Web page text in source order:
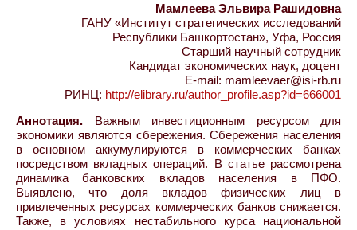
Мамлеева Эльвира Рашидовна
ГАНУ «Институт стратегических исследований
Республики Башкортостан», Уфа, Россия
Старший научный сотрудник
Кандидат экономических наук, доцент
E-mail: mamleevaer@isi-rb.ru
РИНЦ: http://elibrary.ru/author_profile.asp?id=666001
Аннотация. Важным инвестиционным ресурсом для
экономики являются сбережения. Сбережения населения
в основном аккумулируются в коммерческих банках
посредством вкладных операций. В статье рассмотрена
динамика банковских вкладов населения в ПФО.
Выявлено, что доля вкладов физических лиц в
привлеченных ресурсах коммерческих банков снижается.
Также, в условиях нестабильного курса национальной